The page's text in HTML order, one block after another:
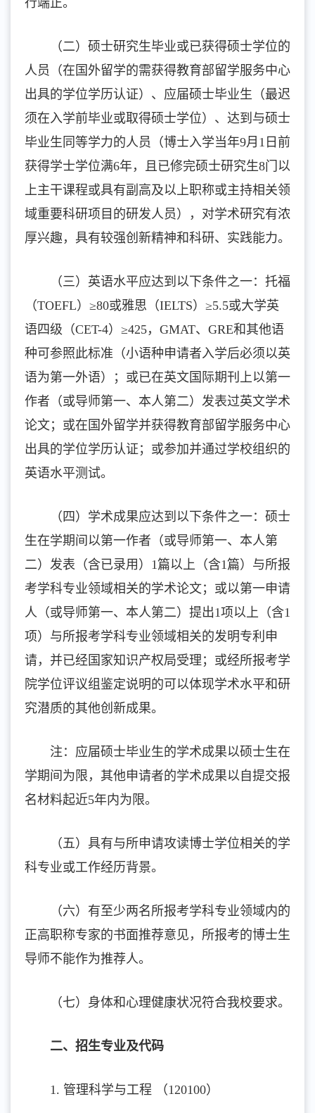
行端正。
（二）硕士研究生毕业或已获得硕士学位的
人员（在国外留学的需获得教育部留学服务中心
出具的学位学历认证）、应届硕士毕业生（最迟
须在入学前毕业或取得硕士学位）、达到与硕士
毕业生同等学力的人员（博士入学当年9月1日前
获得学士学位满6年，且已修完硕士研究生8门以
上主干课程或具有副高及以上职称或主持相关领
域重要科研项目的研发人员），对学术研究有浓
厚兴趣，具有较强创新精神和科研、实践能力。
（三）英语水平应达到以下条件之一：托福
（TOEFL）≥80或雅思（IELTS）≥5.5或大学英
语四级（CET-4）≥425，GMAT、GRE和其他语
种可参照此标准（小语种申请者入学后必须以英
语为第一外语）；或已在英文国际期刊上以第一
作者（或导师第一、本人第二）发表过英文学术
论文；或在国外留学并获得教育部留学服务中心
出具的学位学历认证；或参加并通过学校组织的
英语水平测试。
（四）学术成果应达到以下条件之一：硕士
生在学期间以第一作者（或导师第一、本人第
二）发表（含已录用）1篇以上（含1篇）与所报
考学科专业领域相关的学术论文；或以第一申请
人（或导师第一、本人第二）提出1项以上（含1
项）与所报考学科专业领域相关的发明专利申
请，并已经国家知识产权局受理；或经所报考学
院学位评议组鉴定说明的可以体现学术水平和研
究潜质的其他创新成果。
注：应届硕士毕业生的学术成果以硕士生在
学期间为限，其他申请者的学术成果以自提交报
名材料起近5年内为限。
（五）具有与所申请攻读博士学位相关的学
科专业或工作经历背景。
（六）有至少两名所报考学科专业领域内的
正高职称专家的书面推荐意见，所报考的博士生
导师不能作为推荐人。
（七）身体和心理健康状况符合我校要求。
二、招生专业及代码
1. 管理科学与工程 （120100）